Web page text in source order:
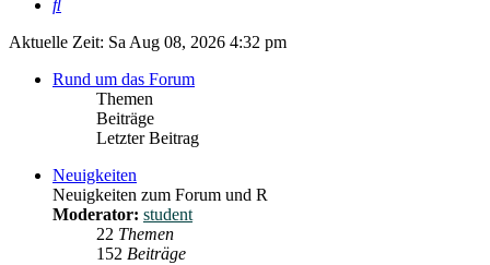
Suche
Aktuelle Zeit: Sa Aug 08, 2026 4:32 pm
Rund um das Forum
Themen
Beiträge
Letzter Beitrag
Neuigkeiten
Neuigkeiten zum Forum und R
Moderator: student
22 Themen
152 Beiträge